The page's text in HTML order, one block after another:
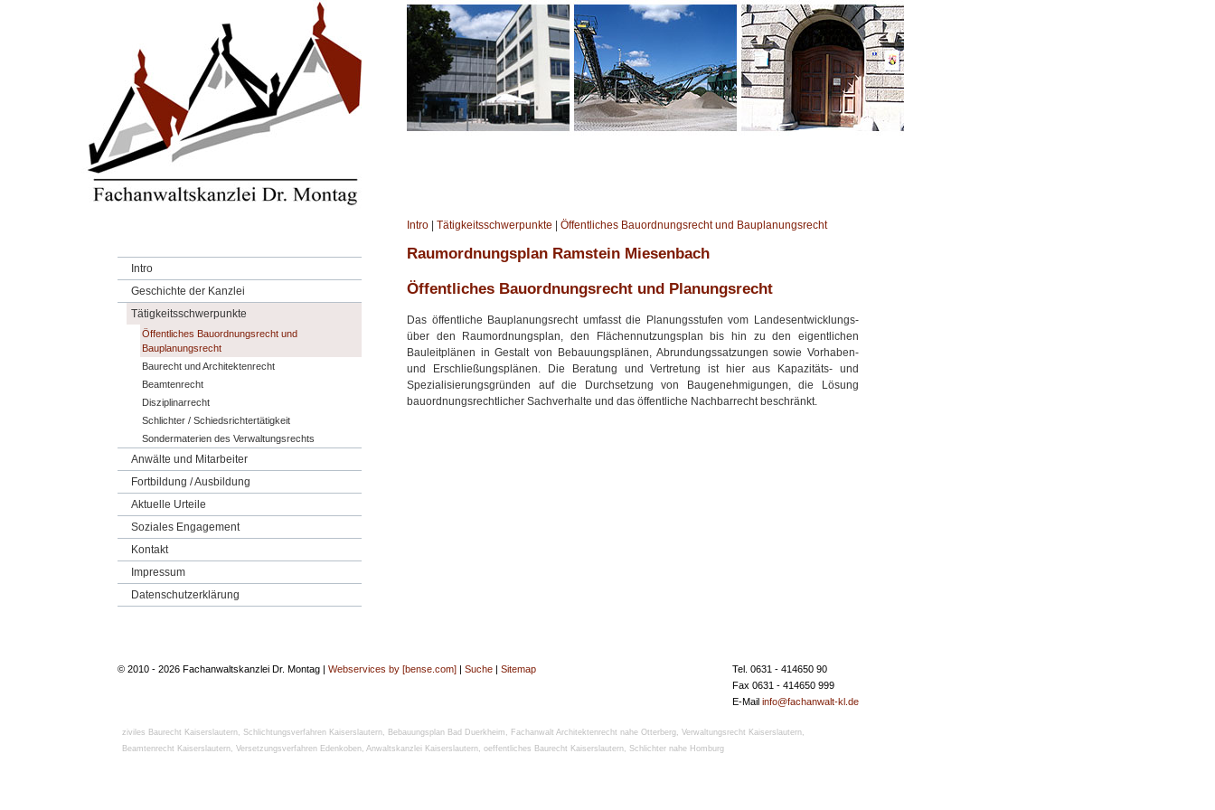
Intro
Geschichte der Kanzlei
Tätigkeitsschwerpunkte
Öffentliches Bauordnungsrecht und
Bauplanungsrecht
Baurecht und Architektenrecht
Beamtenrecht
Disziplinarrecht
Schlichter / Schiedsrichtertätigkeit
Sondermaterien des Verwaltungsrechts
Anwälte und Mitarbeiter
Fortbildung / Ausbildung
Aktuelle Urteile
Soziales Engagement
Kontakt
Impressum
Datenschutzerklärung
Intro Tätigkeitsschwerpunkte Öffentliches Bauordnungsrecht und Bauplanungsrecht
Raumordnungsplan Ramstein Miesenbach
Öffentliches Bauordnungsrecht und Planungsrecht
Das öffentliche Bauplanungsrecht umfasst die Planungsstufen vom Landesentwicklungs-
über den Raumordnungsplan, den Flächennutzungsplan bis hin zu den eigentlichen
Bauleitplänen in Gestalt von Bebauungsplänen, Abrundungssatzungen sowie Vorhaben-
und Erschließungsplänen. Die Beratung und Vertretung ist hier aus Kapazitäts- und
Spezialisierungsgründen auf die Durchsetzung von Baugenehmigungen, die Lösung
bauordnungsrechtlicher Sachverhalte und das öffentliche Nachbarrecht beschränkt.
Tel. 0631 - 414650 90
Fax 0631 - 414650 999
E-Mail info@fachanwalt-kl.de
© 2010 - 2026 Fachanwaltskanzlei Dr. Montag | Webservices by [bense.com] | Suche | Sitemap
ziviles Baurecht Kaiserslautern Schlichtungsverfahren Kaiserslautern Bebauungsplan Bad Duerkheim Fachanwalt Architektenrecht nahe Otterberg Verwaltungsrecht Kaiserslautern
Beamtenrecht Kaiserslautern Versetzungsverfahren Edenkoben Anwaltskanzlei Kaiserslautern oeffentliches Baurecht Kaiserslautern Schlichter nahe Homburg